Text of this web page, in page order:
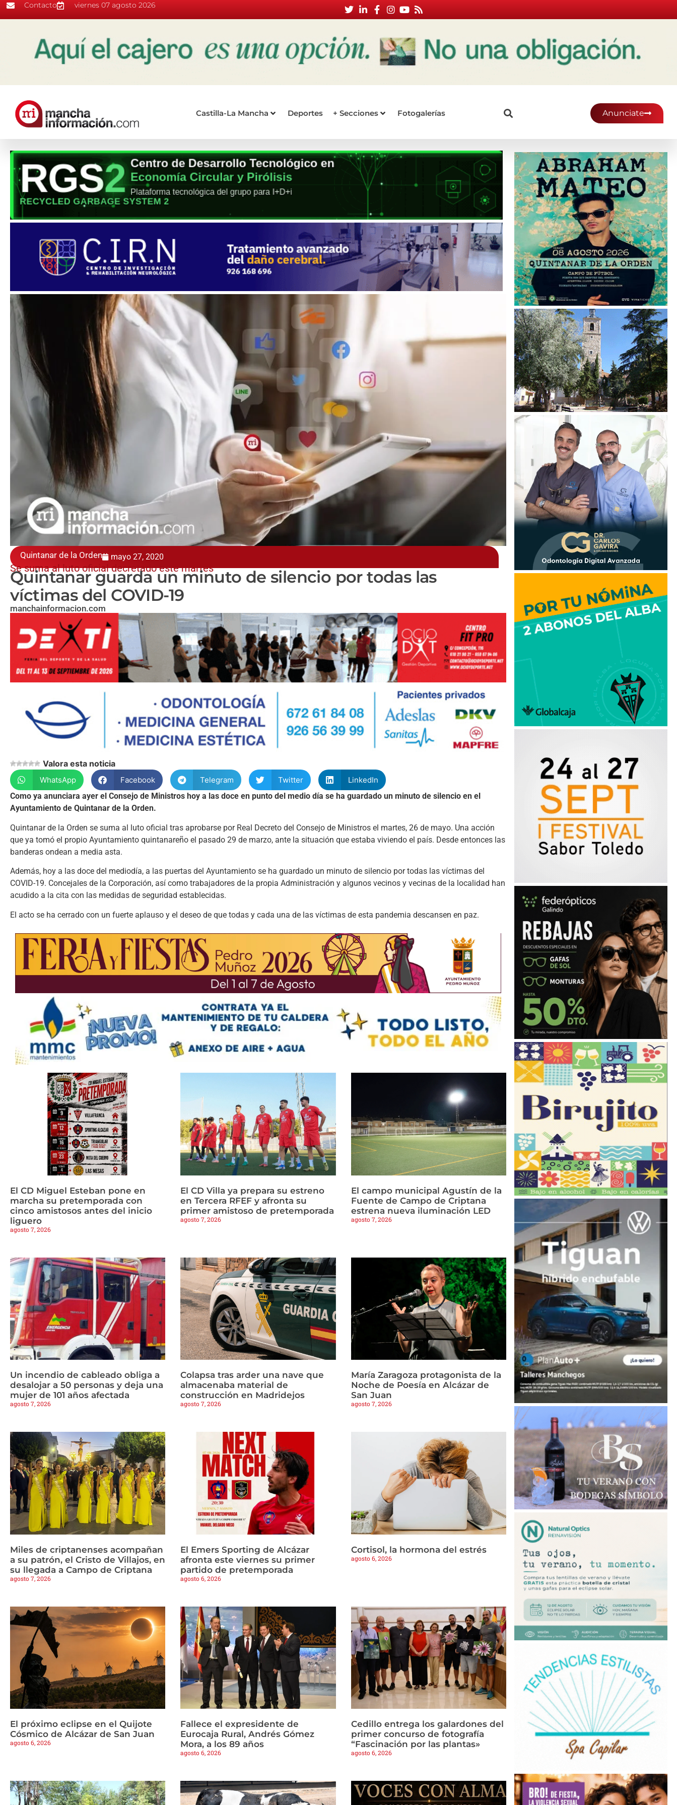
Contacto viernes 07 agosto 2026
Castilla-La Mancha Deportes + Secciones Fotogalerías Anunciate
Quintanar de la Orden mayo 27, 2020
Se suma al luto oficial decretado este martes
Quintanar guarda un minuto de silencio por todas las
víctimas del COVID-19
manchainformacion.com
Valora esta noticia
WhatsApp Facebook Telegram Twitter
LinkedIn
Como ya anunciara ayer el Consejo de Ministros hoy a las doce en punto del medio día se ha guardado un minuto de silencio en el
Ayuntamiento de Quintanar de la Orden.
Quintanar de la Orden se suma al luto oficial tras aprobarse por Real Decreto del Consejo de Ministros el martes, 26 de mayo. Una acción
que ya tomó el propio Ayuntamiento quintanareño el pasado 29 de marzo, ante la situación que estaba viviendo el país. Desde entonces las
banderas ondean a media asta.
Además, hoy a las doce del mediodía, a las puertas del Ayuntamiento se ha guardado un minuto de silencio por todas las víctimas del
COVID-19. Concejales de la Corporación, así como trabajadores de la propia Administración y algunos vecinos y vecinas de la localidad han
acudido a la cita con las medidas de seguridad establecidas.
El acto se ha cerrado con un fuerte aplauso y el deseo de que todas y cada una de las víctimas de esta pandemia descansen en paz.
El CD Miguel Esteban pone en
marcha su pretemporada con
cinco amistosos antes del inicio
liguero
agosto 7, 2026
El CD Villa ya prepara su estreno
en Tercera RFEF y afronta su
primer amistoso de pretemporada
agosto 7, 2026
El campo municipal Agustín de la
Fuente de Campo de Criptana
estrena nueva iluminación LED
agosto 7, 2026
Un incendio de cableado obliga a
desalojar a 50 personas y deja una
mujer de 101 años afectada
agosto 7, 2026
Colapsa tras arder una nave que
almacenaba material de
construcción en Madridejos
agosto 7, 2026
María Zaragoza protagonista de la
Noche de Poesía en Alcázar de
San Juan
agosto 7, 2026
Miles de criptanenses acompañan
a su patrón, el Cristo de Villajos, en
su llegada a Campo de Criptana
agosto 7, 2026
El Emers Sporting de Alcázar
afronta este viernes su primer
partido de pretemporada
agosto 6, 2026
Cortisol, la hormona del estrés
agosto 6, 2026
El próximo eclipse en el Quijote
Cósmico de Alcázar de San Juan
agosto 6, 2026
Fallece el expresidente de
Eurocaja Rural, Andrés Gómez
Mora, a los 89 años
agosto 6, 2026
Cedillo entrega los galardones del
primer concurso de fotografía
“Fascinación por las plantas»
agosto 6, 2026